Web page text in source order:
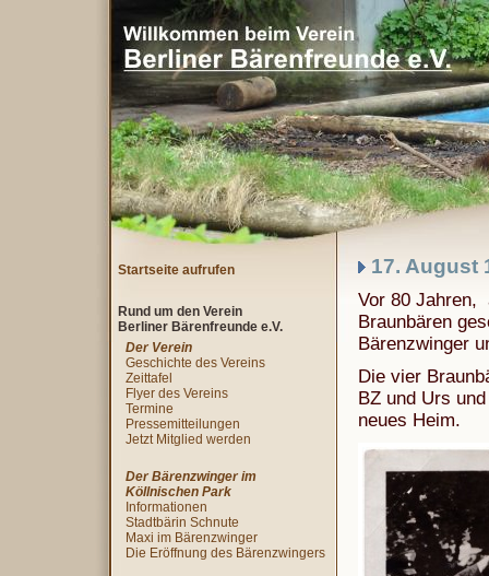
17. August
Vor 80 Jahren,
Braunbären
Bärenzwinger
Die vier
BZ und Urs
neues Heim.
Startseite aufrufen
Rund um den Verein
Berliner Bärenfreunde e.V.
Der Verein
Geschichte des Vereins
Zeittafel
Flyer des Vereins
Termine
Pressemitteilungen
Jetzt Mitglied werden
Der Bärenzwinger im
Köllnischen Park
Informationen
Stadtbärin Schnute
Maxi im Bärenzwinger
Die Eröffnung des Bärenzwingers